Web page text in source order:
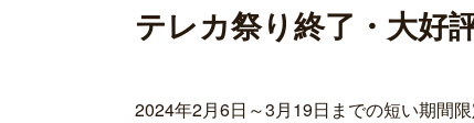
テレカ祭り終了・大好
2024年2月6日～3月19日までの短い期間